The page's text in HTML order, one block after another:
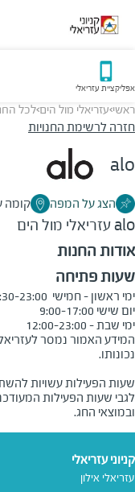
אפליקציית עזריאלי
ראשי>עזריאלי מול הים>לכל
חזרה לרשימת החנויות
alo
הצג על המפה קומה
aloעזריאלי מול הים
אודות החנות
שעות פתיחה
ימי שבת - 12:00-23:00
המידע האמור נמסר
שעות הפעילות עשויות
לגבי שעות הפעילות
ובמוצאי החג.
קניוני עזריאלי
עזריאלי אילון